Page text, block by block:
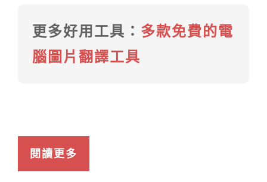
更多好用工具： 多款免費的電
腦圖片翻譯工具
閱讀更多